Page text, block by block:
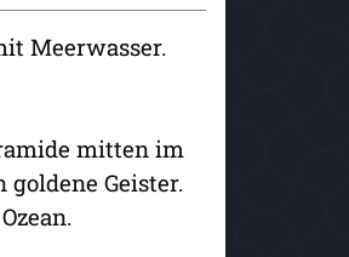
Meerwasser.
mitten im
Geister.